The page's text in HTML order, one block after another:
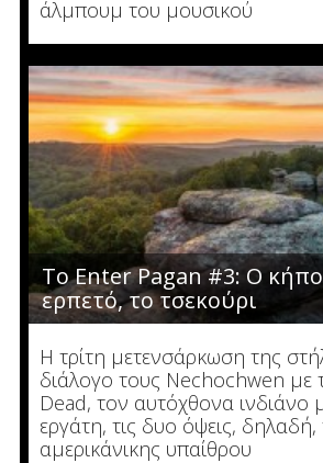
άλμπουμ του μουσικού
To Enter Pagan #3: O
ερπετό, το τσεκούρι
Η τρίτη μετενσάρκωση της
διάλογο τους Nechochwen με
Dead, τον αυτόχθονα ινδιάνο
εργάτη, τις δυο όψεις, δηλαδή,
αμερικάνικης υπαίθρου